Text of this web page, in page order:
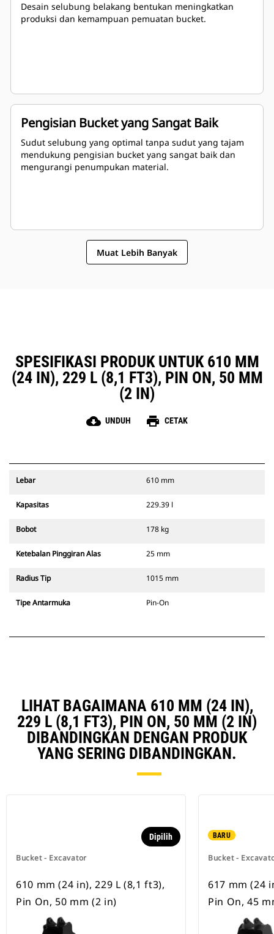
Desain selubung belakang bentukan meningkatkan
produksi dan kemampuan pemuatan bucket.
Pengisian Bucket yang Sangat Baik
Sudut selubung yang optimal tanpa sudut yang tajam
mendukung pengisian bucket yang sangat baik dan
mengurangi penumpukan material.
Muat Lebih Banyak
SPESIFIKASI PRODUK UNTUK 610 MM
(24 IN), 229 L (8,1 FT3), PIN ON, 50 MM
(2 IN)
cloud_download UNDUH print CETAK
Lebar 610 mm
Kapasitas 229.39 l
Bobot 178 kg
Ketebalan Pinggiran Alas 25 mm
Radius Tip 1015 mm
Tipe Antarmuka Pin-On
LIHAT BAGAIMANA 610 MM (24 IN),
229 L (8,1 FT3), PIN ON, 50 MM (2 IN)
DIBANDINGKAN DENGAN PRODUK
YANG SERING DIBANDINGKAN.
Bucket - Excavator
Dipilih
610 mm (24 in), 229 L (8,1 ft3),
Pin On, 50 mm (2 in)
BARU
Bucket -
617 mm (24
Pin On, 45